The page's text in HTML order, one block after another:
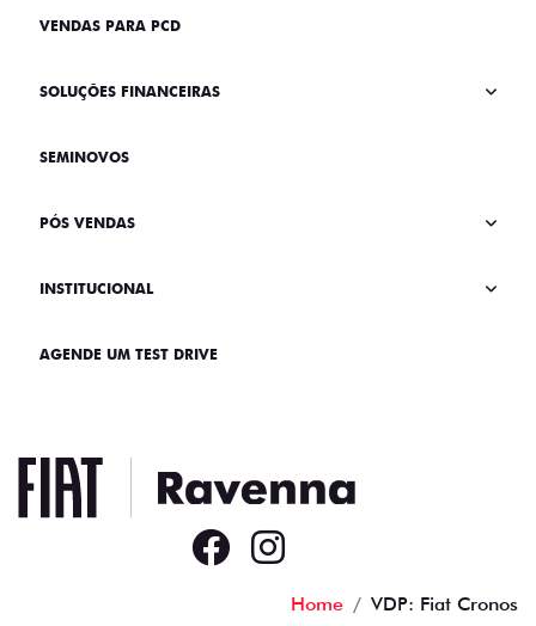
VENDAS PARA PCD
SOLUÇÕES FINANCEIRAS
SEMINOVOS
PÓS VENDAS
INSTITUCIONAL
AGENDE UM TEST DRIVE
Home VDP: Fiat Cronos